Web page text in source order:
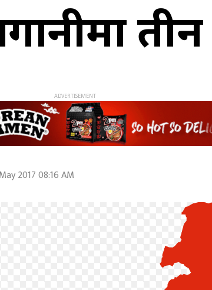
2017 08:16 AM